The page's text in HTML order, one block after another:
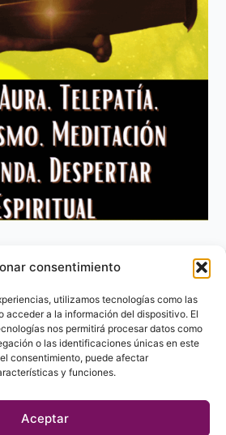
consentimiento
utilizamos tecnologías como las
acceder a la información del dispositivo. El
nos permitirá procesar datos como
o las identificaciones únicas en este
consentimiento, puede afectar
y funciones.
Aceptar
Aviso Legal
de privacidad
de Cookies
Contacto